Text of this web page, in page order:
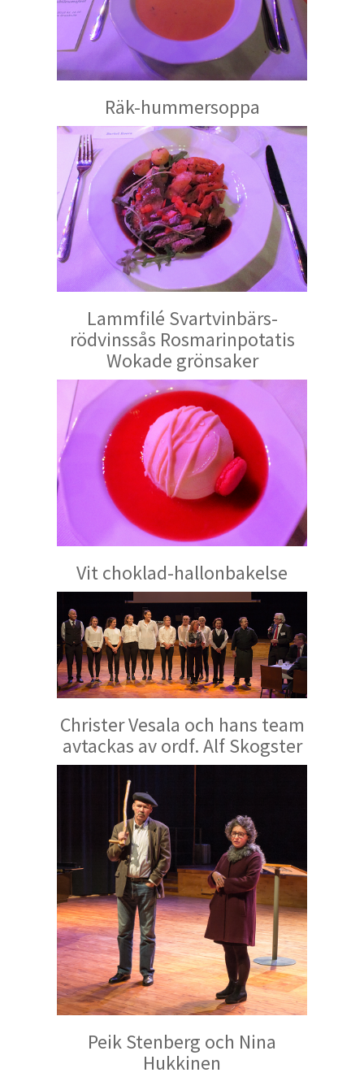
Räk-hummersoppa
Lammfilé Svartvinbärs-
rödvinssås Rosmarinpotatis
Wokade grönsaker
Vit choklad-hallonbakelse
Christer Vesala och hans team
avtackas av ordf. Alf Skogster
Peik Stenberg och Nina
Hukkinen